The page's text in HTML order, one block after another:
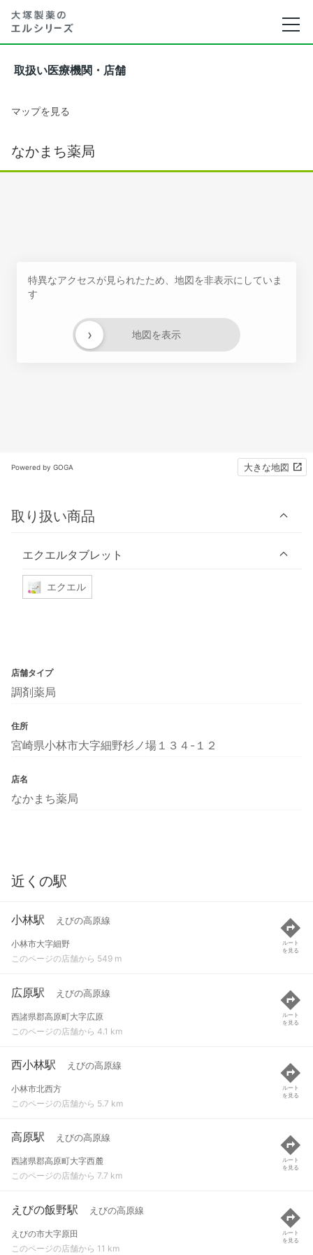
取扱い医療機関・店舗
マップを見る
なかまち薬局
特異なアクセスが見られたため、地図を非表示にしていま
す
地図を表示
›
Powered by GOGA 大きな地図
取り扱い商品
エクエルタブレット
エクエル
店舗タイプ
調剤薬局
住所
宮崎県小林市大字細野杉ノ場１３４-１２
店名
なかまち薬局
近くの駅
小林駅 えびの高原線
小林市大字細野
このページの店舗から 549 m
ルート
を見る
広原駅 えびの高原線
西諸県郡高原町大字広原
このページの店舗から 4.1 km
ルート
を見る
西小林駅 えびの高原線
小林市北西方
このページの店舗から 5.7 km
ルート
を見る
高原駅 えびの高原線
西諸県郡高原町大字西麓
このページの店舗から 7.7 km
ルート
を見る
えびの飯野駅 えびの高原線
えびの市大字原田
このページの店舗から 11 km
ルート
を見る